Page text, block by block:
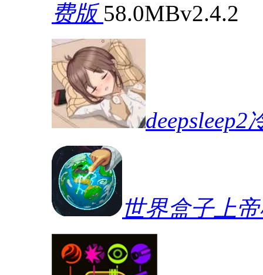
费版 58.0MBv2.4.2
deepsleep2
世界盒子上